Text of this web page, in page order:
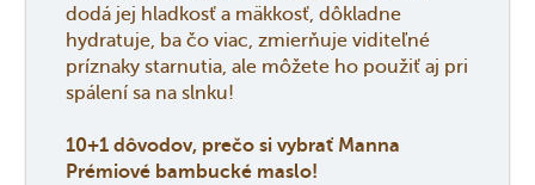
dodá jej hladkosť a mäkkosť, dôkladne
hydratuje, ba čo viac, zmierňuje viditeľné
príznaky starnutia, ale môžete ho použiť aj pri
spálení sa na slnku!
10+1 dôvodov, prečo si vybrať Manna
Prémiové bambucké maslo!